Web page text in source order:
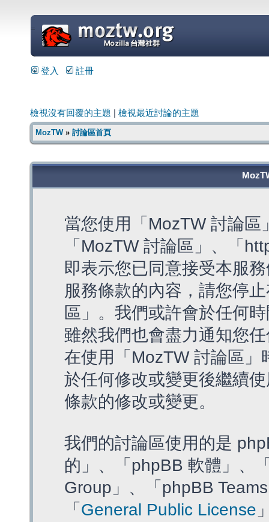
=
登入 註冊
檢視沒有回覆的主題 檢視最近討論的主題
MozTW» 討論區首頁
當您使用「MozTW 討論
「MozTW 討論區」、「
即表示您已同意接受本服
服務條款的內容，請您停
區」。我們或許會於任何
雖然我們也會盡力通知您
在使用「MozTW 討論區
於任何修改或變更後繼續
條款的修改或變更。
我們的討論區使用的是
的」、「phpBB 軟體」、
Group」、「phpBB
「 General Public License